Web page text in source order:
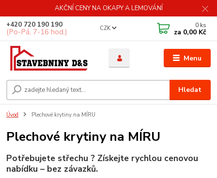
AKČNÍ CENY NA OKAPY A LEMOVÁNÍ
Menu
CZK
Hledat
+420 720 190 190
(Po-Pá, 7-16 hod.)
0 ks
za 0,00 Kč
Úvod Plechové krytiny na MÍRU
Plechové krytiny na MÍRU
Potřebujete střechu ? Získejte rychlou cenovou
nabídku – bez závazků.